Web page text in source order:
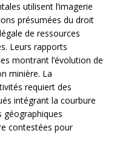
utilisent l’imagerie
présumées du droit
de ressources
Leurs rapports
montrant l’évolution de
minière. La
requiert des
intégrant la courbure
géographiques
contestées pour